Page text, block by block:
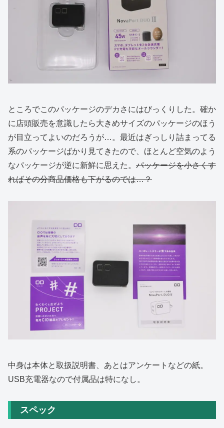
ところでこのパッケージのデカさにはびっくりした。確か
に店頭販売を意識したら大きめサイズのパッケージのほう
が目立ってよいのだろうが…。最近はぎっしり詰まってる
系のパッケージばかり見てきたので、ほとんど空気のよう
なパッケージが逆に新鮮に思えた。 パッケージを小さくす
ればその分商品価格も下がるのでは…？
中身は本体と取扱説明書、あとはアンケートなどの紙。
USB充電器なので付属品は特になし。
スペック